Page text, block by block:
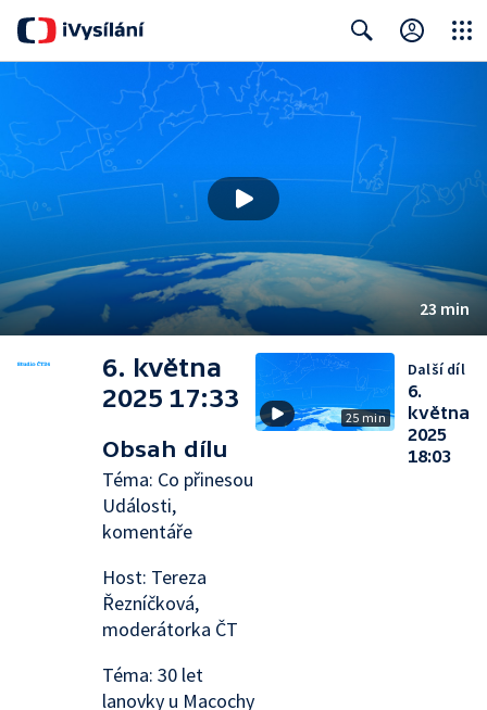
23 min
6. května
2025 17:33
Obsah dílu
Téma: Co přinesou
Události,
komentáře
Host: Tereza
Řezníčková,
moderátorka ČT
Téma: 30 let
lanovky u Macochy
25 min
Další díl
6.
května
2025
18:03